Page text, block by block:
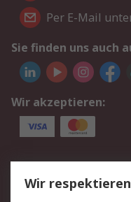
Per E-Mail
Sie finden uns auch
Wir akzeptieren:
Service
Value Added
Wir